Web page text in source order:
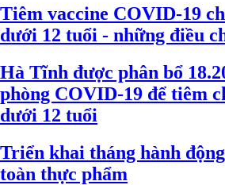
Tiêm vaccine COVID-19
dưới 12 tuổi - những điều
Hà Tĩnh được phân bổ
phòng COVID-19 để tiêm
dưới 12 tuổi
Triển khai tháng hành
toàn thực phẩm